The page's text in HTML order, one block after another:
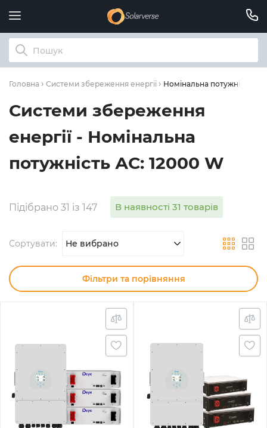
Головна Системи збереження енергії Номінальна потужність
Системи збереження
енергії - Номінальна
потужність АС: 12000 W
Підібрано 31 із 147 В наявності 31 товарів
Сортувати: Не вибрано
Фільтри та порівняння